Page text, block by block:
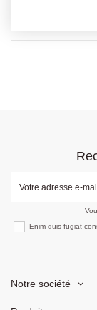
Enim quis fugiat
Notre société